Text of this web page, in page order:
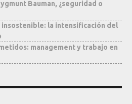
Bauman, ¿seguridad o
insostenible: la intensificación del
management y trabajo en